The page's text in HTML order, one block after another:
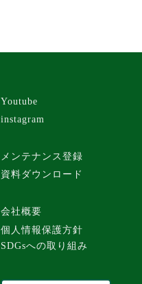
Youtube
instagram
メンテナンス登録
資料ダウンロード
会社概要
個人情報保護方針
SDGsへの取り組み